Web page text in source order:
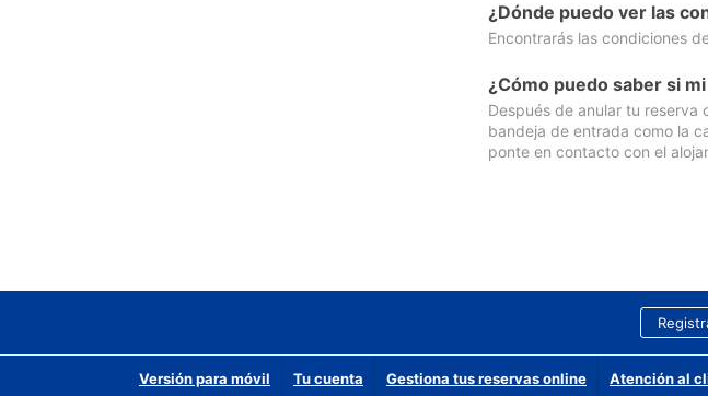
¿Dónde puedo ver las
Encontrarás las condiciones
¿Cómo puedo saber si
Después de anular tu reserva
bandeja de entrada como la
ponte en contacto con el
Versión para móvil Tu cuenta Gestiona tus reservas online Atención al